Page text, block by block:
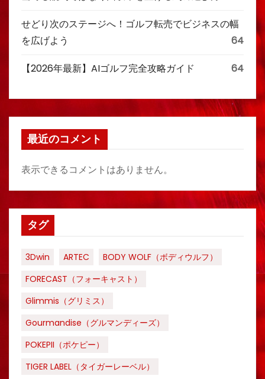
せどり次のステージへ！ゴルフ転売でビジネスの幅
を広げよう
64
【2026年最新】AIゴルフ完全攻略ガイド 64
最近のコメント
表示できるコメントはありません。
タグ
3Dwin ARTEC
BODY WOLF（ボディウルフ）
FORECAST（フォーキャスト）
Glimmis（グリミス）
Gourmandise（グルマンディーズ）
POKEPII（ポケピー）
TIGER LABEL（タイガーレーベル）